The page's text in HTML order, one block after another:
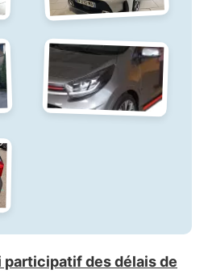
participatif des délais de